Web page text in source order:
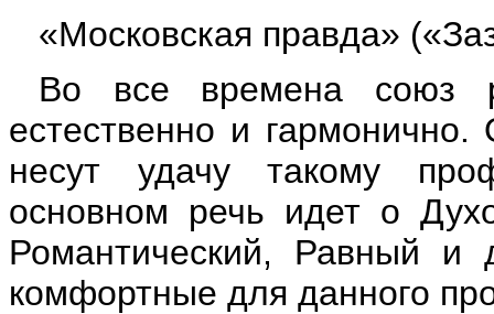
«Московская правда»
Во все времена союз
естественно и
несут удачу такому
основном речь идет о
Романтический, Равный
комфортные для данного